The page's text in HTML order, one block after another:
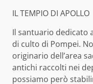
IL TEMPIO DI APOLLO
Il santuario dedicato
di culto di Pompei.
originario dell’area
antichi raccolti nei
possiamo però